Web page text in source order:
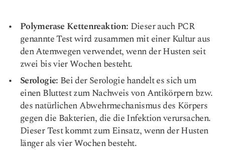
Polymerase Kettenreaktion: Dieser auch PCR
genannte Test wird zusammen mit einer Kultur aus
den Atemwegen verwendet, wenn der Husten seit
zwei bis vier Wochen besteht.
Serologie: Bei der Serologie handelt es sich um
einen Bluttest zum Nachweis von Antikörpern bzw.
des natürlichen Abwehrmechanismus des Körpers
gegen die Bakterien, die die Infektion verursachen.
Dieser Test kommt zum Einsatz, wenn der Husten
länger als vier Wochen besteht.